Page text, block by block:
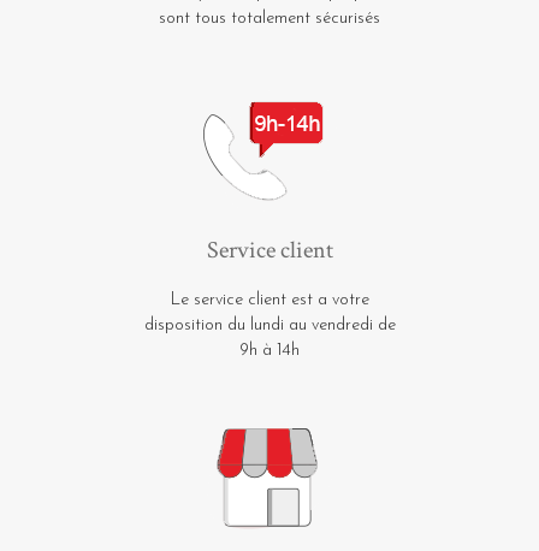
sont tous totalement sécurisés
Service client
Le service client est a votre
disposition du lundi au vendredi de
9h à 14h